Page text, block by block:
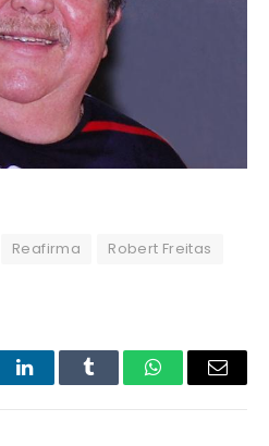
Reafirma
Robert Freitas
LinkedInTumblr WhatsAppEmail